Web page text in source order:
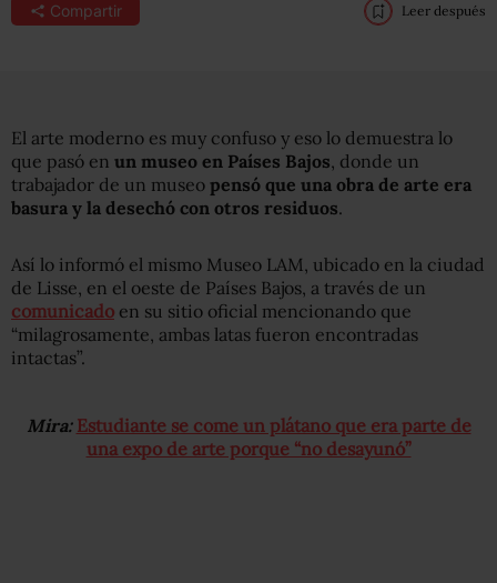
Compartir Leer después
El arte moderno es muy confuso y eso lo demuestra lo
que pasó en un museo en Países Bajos, donde un
trabajador de un museo pensó que una obra de arte era
basura y la desechó con otros residuos.
Así lo informó el mismo Museo LAM, ubicado en la ciudad
de Lisse, en el oeste de Países Bajos, a través de un
comunicado en su sitio oficial mencionando que
“milagrosamente, ambas latas fueron encontradas
intactas”.
Mira: Estudiante se come un plátano que era parte de
una expo de arte porque “no desayunó”